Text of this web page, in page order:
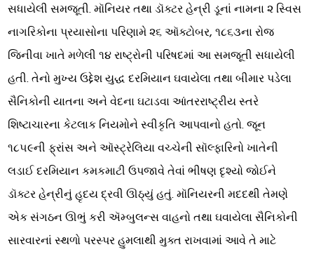
સધાયેલી સમજૂતી. મૉનિયર તથા ડૉક્ટર હેન્રી ડૂનાં નામના ૨ સ્વિસ
નાગરિકોના પ્રયાસોના પરિણામે ૨૬ ઑક્ટોબર, ૧૮૬૩ના રોજ
જિનીવા ખાતે મળેલી ૧૪ રાષ્ટ્રોની પરિષદમાં આ સમજૂતી સધાયેલી
હતી. તેનો મુખ્ય ઉદ્દેશ યુદ્ધ દરમિયાન ઘવાયેલા તથા બીમાર પડેલા
સૈનિકોની યાતના અને વેદના ઘટાડવા આંતરરાષ્ટ્રીય સ્તરે
શિષ્ટાચારના કેટલાક નિયમોને સ્વીકૃતિ આપવાનો હતો. જૂન
૧૮૫૯ની ફ્રાંસ અને ઑસ્ટ્રેલિયા વચ્ચેની સૉલ્ફારિનો ખાતેની
લડાઈ દરમિયાન કમકમાટી ઉપજાવે તેવાં ભીષણ દૃશ્યો જોઈને
ડૉક્ટર હેન્રીનું હૃદય દ્રવી ઊઠ્યું હતું. મૉનિયરની મદદથી તેમણે
એક સંગઠન ઊભું કરી ઍમ્બુલન્સ વાહનો તથા ઘવાયેલા સૈનિકોની
સારવારનાં સ્થળો પરસ્પર હુમલાથી મુક્ત રાખવામાં આવે તે માટે